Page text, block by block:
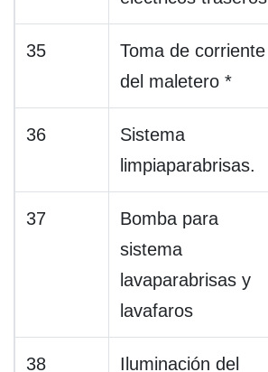
35
Toma de corriente
del maletero *
36
Sistema
limpiaparabrisas.
37
Bomba para
sistema
lavaparabrisas y
lavafaros
38 Iluminación del